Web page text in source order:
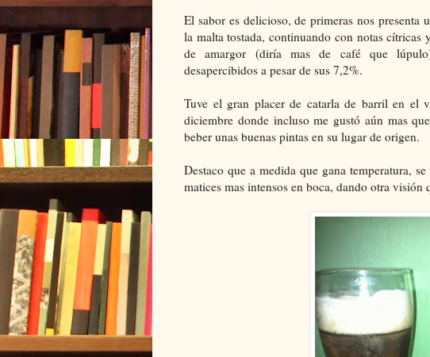
El sabor es delicioso, de primeras nos presenta
la malta tostada, continuando con notas cítricas
de amargor (diría mas de café que
desapercibidos a pesar de sus 7,2%.
Tuve el gran placer de catarla de barril en el
diciembre donde incluso me gustó aún mas
beber unas buenas pintas en su lugar de origen.
Destaco que a medida que gana temperatura,
matices mas intensos en boca, dando otra visión